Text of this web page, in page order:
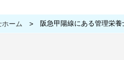
ーム > 阪急甲陽線にある管理栄